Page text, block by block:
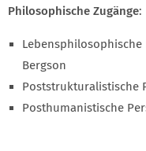
Philosophische Zugänge:
Lebensphilosophische
Bergson
Poststrukturalistische
Posthumanistische